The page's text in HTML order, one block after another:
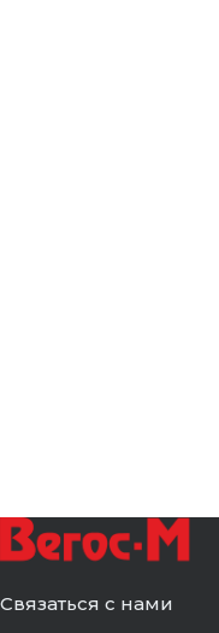
Связаться с нами